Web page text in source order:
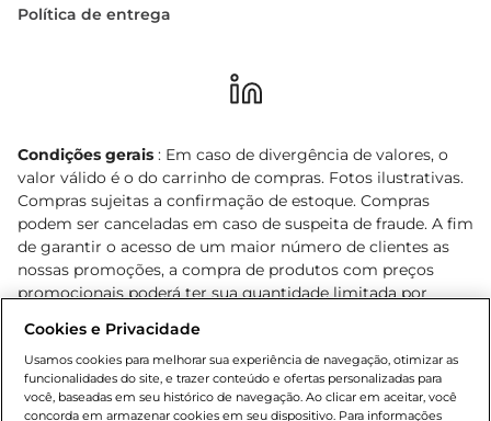
Política de entrega
Condições gerais : Em caso de divergência de valores, o
valor válido é o do carrinho de compras. Fotos ilustrativas.
Compras sujeitas a confirmação de estoque. Compras
podem ser canceladas em caso de suspeita de fraude. A fim
de garantir o acesso de um maior número de clientes as
nossas promoções, a compra de produtos com preços
promocionais poderá ter sua quantidade limitada por
o e-commerce e válidos durante o dia de hoje, podendo
sofrer alterações sem prévia notificação. Proibida a venda
de bebidas alcoólicas para menores de 18 anos, conforme
Lei n.º 8069/90, art. 81, inciso II (Estatuto da Criança e do
Cookies e Privacidade
Usamos cookies para melhorar sua experiência de navegação, otimizar as
funcionalidades do site, e trazer conteúdo e ofertas personalizadas para
você, baseadas em seu histórico de navegação. Ao clicar em aceitar, você
concorda em armazenar cookies em seu dispositivo. Para informações